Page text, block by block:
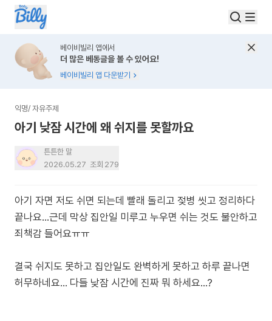
베이비빌리 앱에서
더 많은 베동글을 볼 수 있어요!
베이비빌리 앱 다운받기
익명/ 자유주제
아기 낮잠 시간에 왜 쉬지를 못할까요
튼튼한 말
2026.05.27 조회 279
아기 자면 저도 쉬면 되는데 빨래 돌리고 젖병 씻고 정리하다
끝나요…근데 막상 집안일 미루고 누우면 쉬는 것도 불안하고
죄책감 들어요ㅠㅠ
결국 쉬지도 못하고 집안일도 완벽하게 못하고 하루 끝나면
허무하네요… 다들 낮잠 시간에 진짜 뭐 하세요…?